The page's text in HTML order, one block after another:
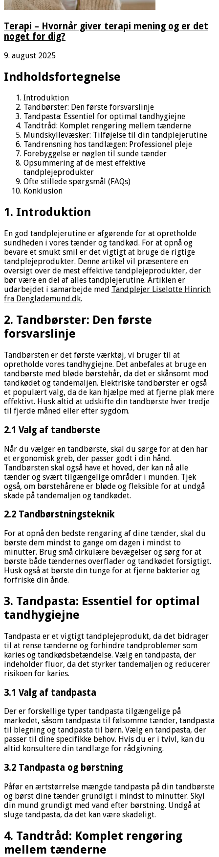
Terapi – Hvornår giver terapi mening og er det
noget for dig?
9. august 2025
Indholdsfortegnelse
Introduktion
Tandbørster: Den første forsvarslinje
Tandpasta: Essentiel for optimal tandhygiejne
Tandtråd: Komplet rengøring mellem tænderne
Mundskyllevæsker: Tilføjelse til din tandplejerutine
Tandrensning hos tandlægen: Professionel pleje
Forebyggelse er nøglen til sunde tænder
Opsummering af de mest effektive
tandplejeprodukter
Ofte stillede spørgsmål (FAQs)
Konklusion
1. Introduktion
En god tandplejerutine er afgørende for at opretholde
sundheden i vores tænder og tandkød. For at opnå og
bevare et smukt smil er det vigtigt at bruge de rigtige
tandplejeprodukter. Denne artikel vil præsentere en
oversigt over de mest effektive tandplejeprodukter, der
bør være en del af alles tandplejerutine. Artiklen er
udarbejdet i samarbejde med Tandplejer Liselotte Hinrich
fra Denglademund.dk.
2. Tandbørster: Den første
forsvarslinje
Tandbørsten er det første værktøj, vi bruger til at
opretholde vores tandhygiejne. Det anbefales at bruge en
tandbørste med bløde børstehår, da det er skånsomt mod
tandkødet og tandemaljen. Elektriske tandbørster er også
et populært valg, da de kan hjælpe med at fjerne plak mere
effektivt. Husk altid at udskifte din tandbørste hver tredje
til fjerde måned eller efter sygdom.
2.1 Valg af tandbørste
Når du vælger en tandbørste, skal du sørge for at den har
et ergonomisk greb, der passer godt i din hånd.
Tandbørsten skal også have et hoved, der kan nå alle
tænder og svært tilgængelige områder i munden. Tjek
også, om børstehårene er bløde og fleksible for at undgå
skade på tandemaljen og tandkødet.
2.2 Tandbørstningsteknik
For at opnå den bedste rengøring af dine tænder, skal du
børste dem mindst to gange om dagen i mindst to
minutter. Brug små cirkulære bevægelser og sørg for at
børste både tændernes overflader og tandkødet forsigtigt.
Husk også at børste din tunge for at fjerne bakterier og
forfriske din ånde.
3. Tandpasta: Essentiel for optimal
tandhygiejne
Tandpasta er et vigtigt tandplejeprodukt, da det bidrager
til at rense tænderne og forhindre tandproblemer som
karies og tandkødsbetændelse. Vælg en tandpasta, der
indeholder fluor, da det styrker tandemaljen og reducerer
risikoen for karies.
3.1 Valg af tandpasta
Der er forskellige typer tandpasta tilgængelige på
markedet, såsom tandpasta til følsomme tænder, tandpasta
til blegning og tandpasta til børn. Vælg en tandpasta, der
passer til dine specifikke behov. Hvis du er i tvivl, kan du
altid konsultere din tandlæge for rådgivning.
3.2 Tandpasta og børstning
Påfør en ærtstørrelse mængde tandpasta på din tandbørste
og børst dine tænder grundigt i mindst to minutter. Skyl
din mund grundigt med vand efter børstning. Undgå at
sluge tandpasta, da det kan være skadeligt.
4. Tandtråd: Komplet rengøring
mellem tænderne